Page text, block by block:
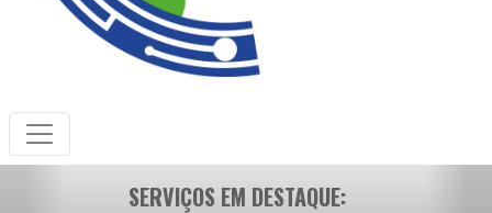
SERVIÇOS EM DESTAQUE: